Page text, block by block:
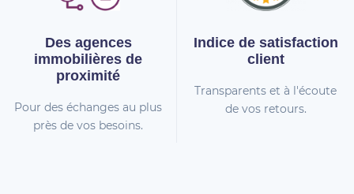
Des agences
immobilières de
proximité
Pour des échanges au plus
près de vos besoins.
Indice desatisfaction
client
Transparents et à l'écoute
de vos retours.